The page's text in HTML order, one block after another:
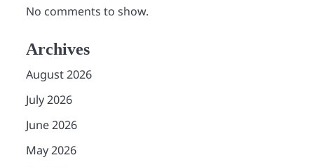
No comments to show.
Archives
August 2026
July 2026
June 2026
May 2026